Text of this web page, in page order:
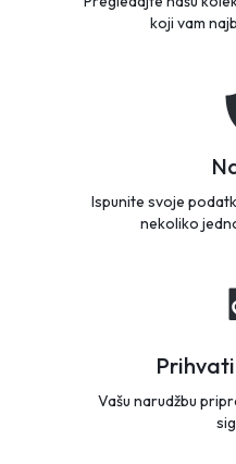
koji vam
Ispunite svoje
nekoliko
Vašu narudžbu